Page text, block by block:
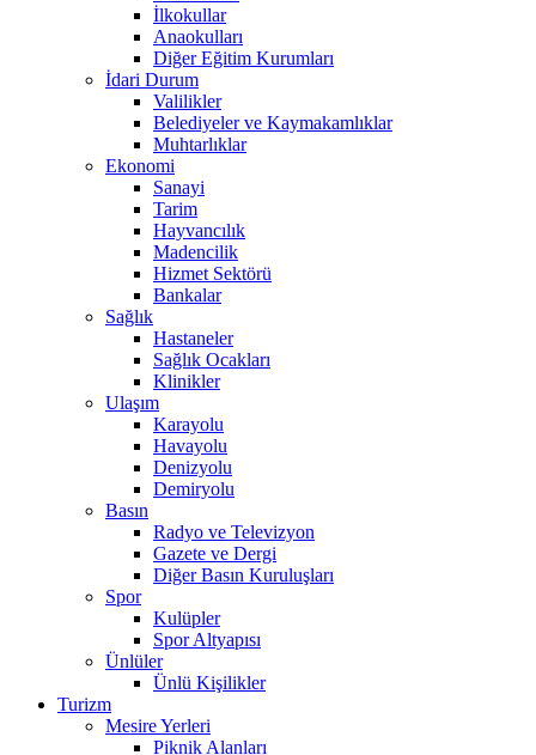
İlkokullar
Anaokulları
Diğer Eğitim Kurumları
İdari Durum
Valilikler
Belediyeler ve Kaymakamlıklar
Muhtarlıklar
Ekonomi
Sanayi
Tarim
Hayvancılık
Madencilik
Hizmet Sektörü
Bankalar
Sağlık
Hastaneler
Sağlık Ocakları
Klinikler
Ulaşım
Karayolu
Havayolu
Denizyolu
Demiryolu
Basın
Radyo ve Televizyon
Gazete ve Dergi
Diğer Basın Kuruluşları
Spor
Kulüpler
Spor Altyapısı
Ünlüler
Ünlü Kişilikler
Turizm
Mesire Yerleri
Piknik Alanları